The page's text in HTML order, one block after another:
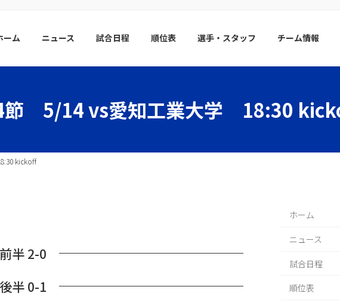
ーム ニュース 試合日程 順位表 選手・スタッフ チーム情報
節 5/14 vs愛知工業大学 18:30
kickoff
前半 2-0
後半 0-1
ホーム
ニュース
試合日程
順位表